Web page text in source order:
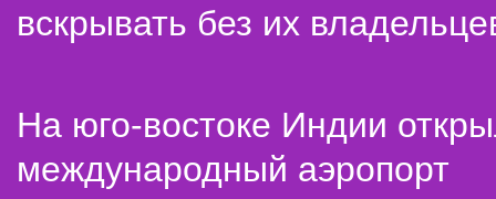
вскрывать без их
На юго-востоке Индии
международный аэропорт